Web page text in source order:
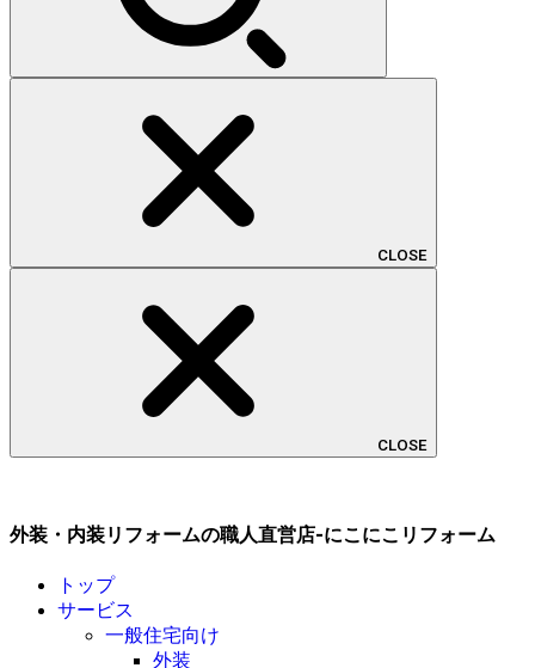
CLOSE
CLOSE
外装・内装リフォームの職人直営店-にこにこリフォーム
トップ
サービス
一般住宅向け
外装